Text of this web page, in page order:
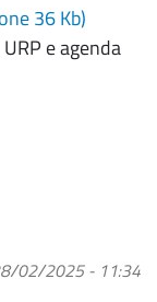
36 Kb)
e agenda
02/2025 - 11:34